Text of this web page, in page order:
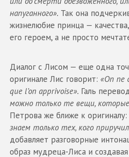
напуганного». Так она
жизнелюбие принца —
его героем, а не просто
Диалог с Лисом — еще одна
оригинале Лис говорит: «On ne
que l’on apprivoise». Галь
можно только те вещи,
Петрова же ближе к оригиналу:
знаем только тех, кого
добавляет разговорные
образ мудреца-Лиса и